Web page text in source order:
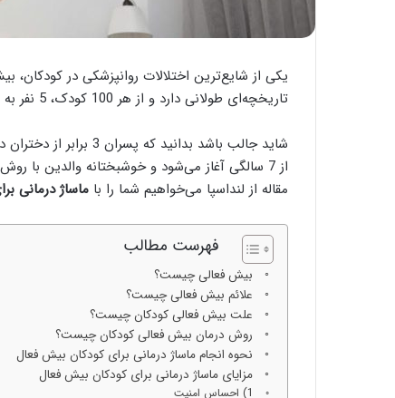
تاریخچه‌ای طولانی دارد و از هر 100 کودک، 5 نفر به آن مبتلا می‌شود.
شاید جالب باشد
از 7 سالگی آغاز می‌شود و خوشبختانه والدین با
مقاله از لنداسپا می‌خواهیم شما را با ماساژ درمانی
فهرست مطالب
بیش فعالی چیست؟
علائم بیش فعالی چیست؟
علت بیش فعالی کودکان چیست؟
روش‌ درمان بیش فعالی کودکان چیست؟
نحوه انجام ماساژ درمانی برای کودکان بیش فعال
مزایای ماساژ درمانی برای کودکان بیش فعال
1) احساس امنیت